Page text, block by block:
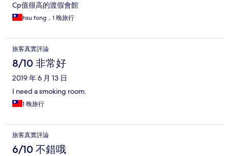
Cp值很高的渡假會館
hsu fong，1 晚旅行
旅客真實評論
8/10 非常好
2019 年 6 月 13 日
I need a smoking room.
1 晚旅行
旅客真實評論
6/10 不錯哦